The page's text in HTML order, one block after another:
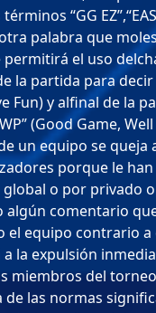
“GG
palabra que
permitirá el uso
la partida para decir
Fun) y alfinal de la
(Good Game,
un equipo se queja
porque le
o por privado
algún comentario
el equipo contrario a
la expulsión
miembros del
de las normas